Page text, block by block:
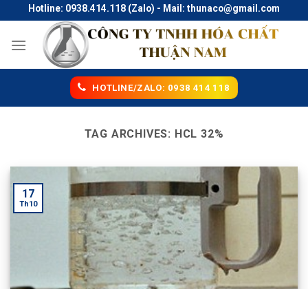
to
content
Hotline: 0938.414.118 (Zalo) - Mail: thunaco@gmail.com
HOTLINE/ZALO: 0938 414 118
TAG ARCHIVES: HCL 32%
17
Th10